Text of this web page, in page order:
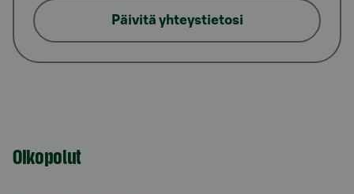
Päivitä yhteystietosi
Oikopolut